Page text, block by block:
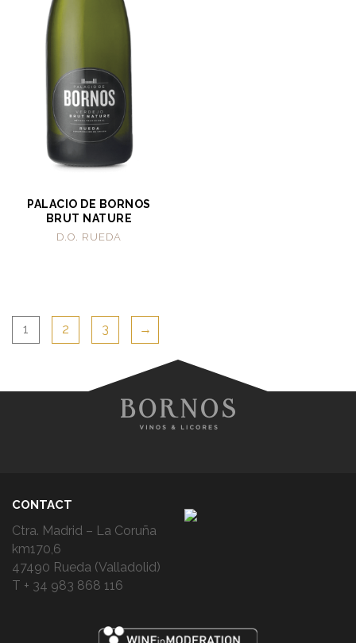
PALACIO DE BORNOS
BRUT NATURE
D.O. RUEDA
1 2 3 →
CONTACT
Ctra. Madrid – La Coruña
km170,6
47490 Rueda (Valladolid)
T + 34 983 868 116